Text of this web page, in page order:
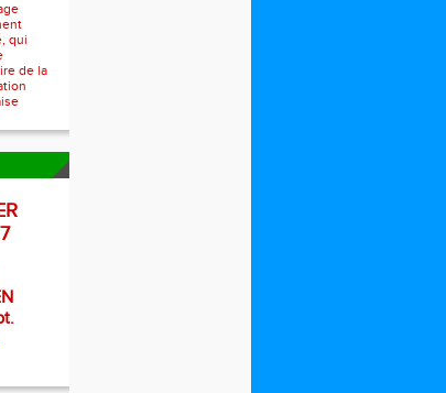
qui
de la